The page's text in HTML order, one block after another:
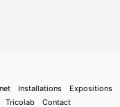
Installations Expositions
Tricolab
Contact